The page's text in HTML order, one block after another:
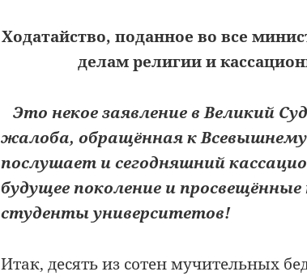
Ходатайство, поданное во все
делам религии и
Это некое заявление в Великий
жалоба, обращённая к
послушает и сегодняшний
будущее поколение и
студенты университетов!
Итак, десять из сотен мучительных